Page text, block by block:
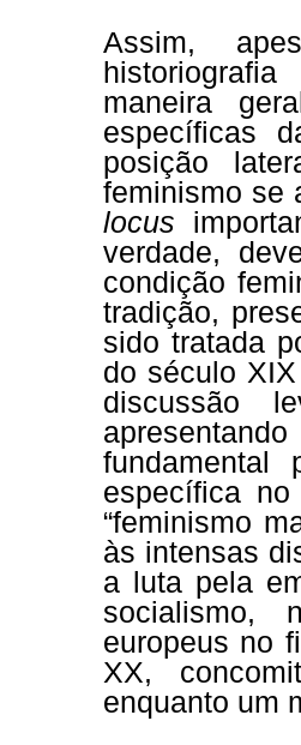
Assim,
maneira
específicas
posição
feminismo se
locus
verdade,
condição
tradição,
sido tratada
do século
discussão
fundamental
específica
“feminismo
às intensas
a luta pela
socialismo,
europeus no
XX,
enquanto um